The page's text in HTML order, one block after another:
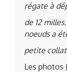
régate à
de 12
noeuds a
petite
Les photos